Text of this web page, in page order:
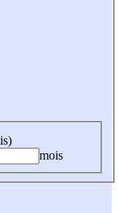
mois